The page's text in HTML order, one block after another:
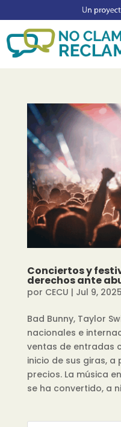
Conciertos y
derechos ante
por CECU | Jul 9, 2025
Bad Bunny, Taylor
nacionales e
ventas de entradas
inicio de sus giras, a
precios. La música
se ha convertido, a